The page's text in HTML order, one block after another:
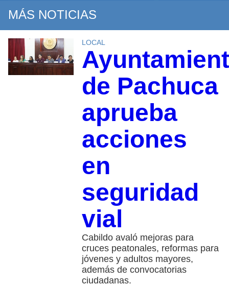
MÁS NOTICIAS
LOCAL
de Pachuca
aprueba
acciones
en
seguridad
vial
Cabildo avaló mejoras para
cruces peatonales, reformas para
jóvenes y adultos mayores,
además de convocatorias
ciudadanas.